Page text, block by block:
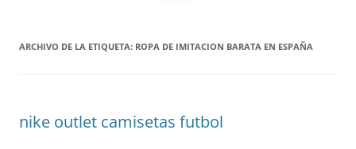
ARCHIVO DE LA ETIQUETA: ROPA DE IMITACION BARATA EN ESPAÑA
nike outlet camisetas futbol